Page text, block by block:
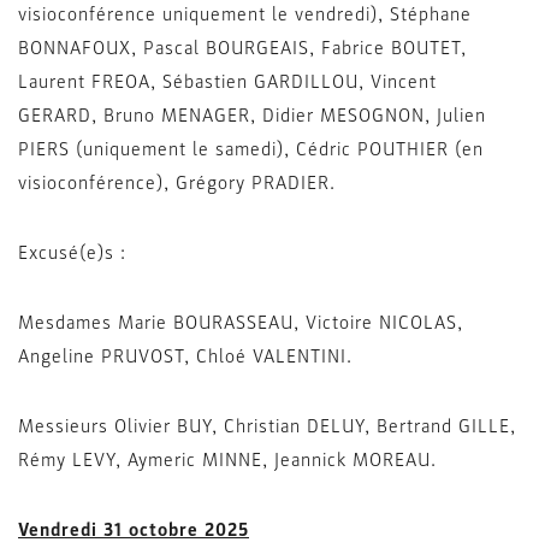
visioconférence uniquement le vendredi), Stéphane
BONNAFOUX, Pascal BOURGEAIS, Fabrice BOUTET,
Laurent FREOA, Sébastien GARDILLOU, Vincent
GERARD, Bruno MENAGER, Didier MESOGNON, Julien
PIERS (uniquement le samedi), Cédric POUTHIER (en
visioconférence), Grégory PRADIER.
Excusé(e)s :
Mesdames Marie BOURASSEAU, Victoire NICOLAS,
Angeline PRUVOST, Chloé VALENTINI.
Messieurs Olivier BUY, Christian DELUY, Bertrand GILLE,
Rémy LEVY, Aymeric MINNE, Jeannick MOREAU.
Vendredi 31 octobre 2025